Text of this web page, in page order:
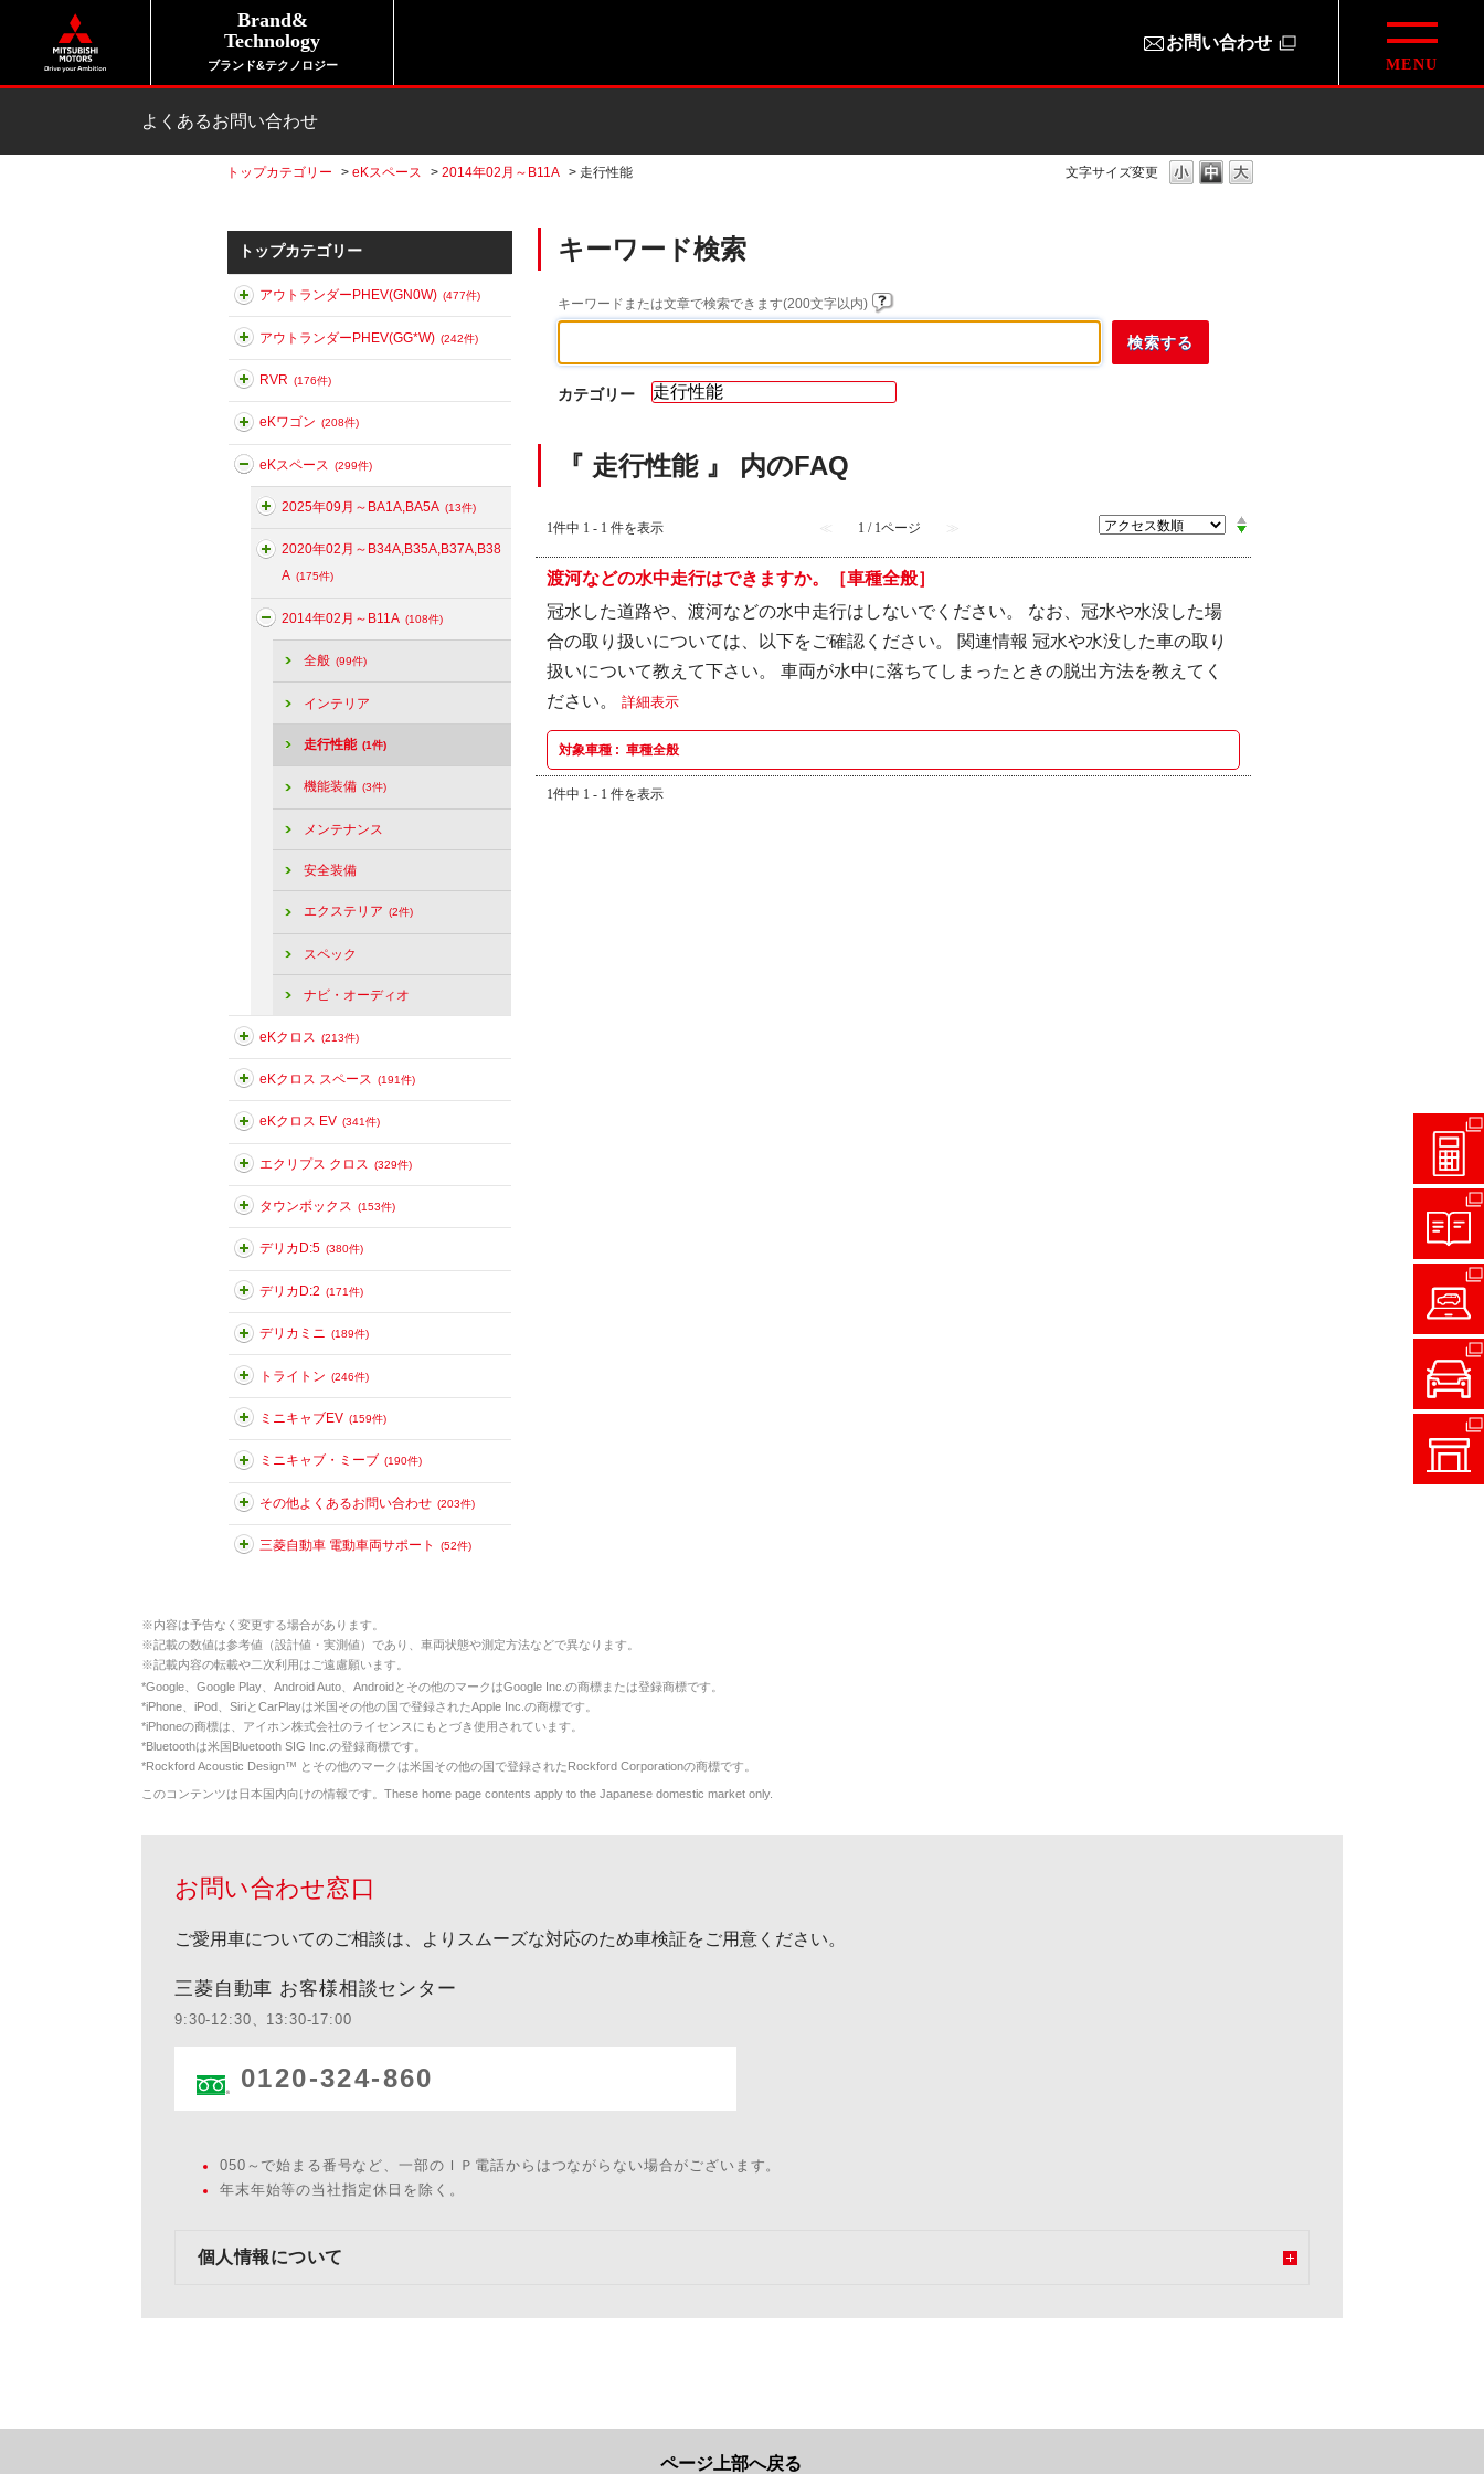
Brand&
Technology
ブランド&テクノロジー
お問い合わせ
よくあるお問い合わせ
文字サイズ変更
トップカテゴリー > eKスペース > 2014年02月～B11A > 走行性能
トップカテゴリー
アウトランダーPHEV(GN0W) (477件)
アウトランダーPHEV(GG*W) (242件)
RVR (176件)
eKワゴン (208件)
eKスペース (299件)
2025年09月～BA1A,BA5A (13件)
2020年02月～B34A,B35A,B37A,B38
A (175件)
2014年02月～B11A (108件)
全般 (99件)
インテリア
走行性能 (1件)
機能装備 (3件)
メンテナンス
安全装備
エクステリア (2件)
スペック
ナビ・オーディオ
eKクロス (213件)
eKクロス スペース (191件)
eKクロス EV (341件)
エクリプス クロス (329件)
タウンボックス (153件)
デリカD:5 (380件)
デリカD:2 (171件)
デリカミニ (189件)
トライトン (246件)
ミニキャブEV (159件)
ミニキャブ・ミーブ (190件)
その他よくあるお問い合わせ (203件)
三菱自動車 電動車両サポート (52件)
キーワード検索
キーワードまたは文章で検索できます(200文字以内)
カテゴリー
『 走行性能 』 内のFAQ
1件中 1 - 1 件を表示 ≪ 1 / 1ページ ≫
渡河などの水中走行はできますか。［車種全般］
冠水した道路や、渡河などの水中走行はしないでください。 なお、冠水や水没した場
合の取り扱いについては、以下をご確認ください。 関連情報 冠水や水没した車の取り
扱いについて教えて下さい。 車両が水中に落ちてしまったときの脱出方法を教えてく
ださい。 詳細表示
対象車種 : 車種全般
1件中 1 - 1 件を表示
※内容は予告なく変更する場合があります。
※記載の数値は参考値（設計値・実測値）であり、車両状態や測定方法などで異なります。
※記載内容の転載や二次利用はご遠慮願います。
*Google、Google Play、Android Auto、Androidとその他のマークはGoogle Inc.の商標または登録商標です。
*iPhone、iPod、SiriとCarPlayは米国その他の国で登録されたApple Inc.の商標です。
*iPhoneの商標は、アイホン株式会社のライセンスにもとづき使用されています。
*Bluetoothは米国Bluetooth SIG Inc.の登録商標です。
*Rockford Acoustic Design™ とその他のマークは米国その他の国で登録されたRockford Corporationの商標です。
このコンテンツは日本国内向けの情報です。These home page contents apply to the Japanese domestic market only.
お問い合わせ窓口
ご愛用車についてのご相談は、よりスムーズな対応のため車検証をご用意ください。
三菱自動車 お客様相談センター
9:30-12:30、13:30-17:00
0120-324-860
050～で始まる番号など、一部のＩＰ電話からはつながらない場合がございます。
年末年始等の当社指定休日を除く。
個人情報について
ページ上部へ戻る